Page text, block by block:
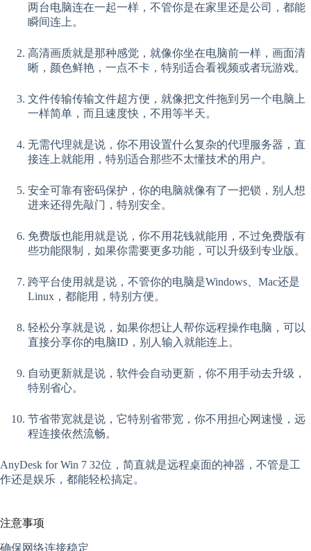
两台电脑连在一起一样，不管你是在家里还是公司，都能
瞬间连上。
高清画质就是那种感觉，就像你坐在电脑前一样，画面清
晰，颜色鲜艳，一点不卡，特别适合看视频或者玩游戏。
文件传输传输文件超方便，就像把文件拖到另一个电脑上
一样简单，而且速度快，不用等半天。
无需代理就是说，你不用设置什么复杂的代理服务器，直
接连上就能用，特别适合那些不太懂技术的用户。
安全可靠有密码保护，你的电脑就像有了一把锁，别人想
进来还得先敲门，特别安全。
免费版也能用就是说，你不用花钱就能用，不过免费版有
些功能限制，如果你需要更多功能，可以升级到专业版。
跨平台使用就是说，不管你的电脑是Windows、Mac还是
Linux，都能用，特别方便。
轻松分享就是说，如果你想让人帮你远程操作电脑，可以
直接分享你的电脑ID，别人输入就能连上。
自动更新就是说，软件会自动更新，你不用手动去升级，
特别省心。
节省带宽就是说，它特别省带宽，你不用担心网速慢，远
程连接依然流畅。
AnyDesk for Win 7 32位，简直就是远程桌面的神器，不管是工
作还是娱乐，都能轻松搞定。
注意事项
确保网络连接稳定